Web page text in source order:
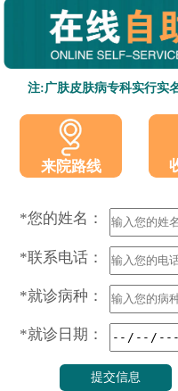
注:广肤皮肤病专科实行实
来院路线
*您的姓名：
*联系电话：
*就诊病种：
*就诊日期：